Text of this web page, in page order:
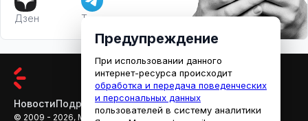
Дзен Телеграм
НовостиПодробностиАфишаКино
© 2009 - 2026, МЕДИАРЯЗАНЬ
Предупреждение
При использовании данного
интернет-ресурса происходит
обработка и передача поведенческих
и персональных данных
пользователей в систему аналитики